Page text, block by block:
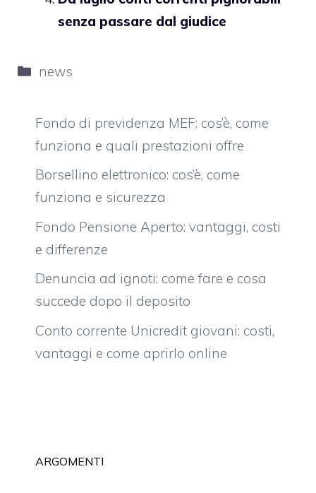
senza passare dal giudice
Categorie
news
Fondo di previdenza MEF: cos’è, come
funziona e quali prestazioni offre
Borsellino elettronico: cos’è, come
funziona e sicurezza
Fondo Pensione Aperto: vantaggi, costi
e differenze
Denuncia ad ignoti: come fare e cosa
succede dopo il deposito
Conto corrente Unicredit giovani: costi,
vantaggi e come aprirlo online
ARGOMENTI